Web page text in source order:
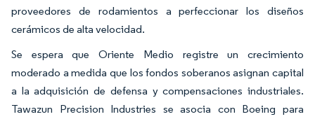
proveedores de rodamientos a perfeccionar los diseños
cerámicos de alta velocidad.
Se espera que Oriente Medio registre un crecimiento
moderado a medida que los fondos soberanos asignan capital
a la adquisición de defensa y compensaciones industriales.
Tawazun Precision Industries se asocia con Boeing para